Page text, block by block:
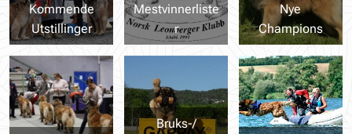
Kommende
Utstillinger
Mestvinnerliste
r
Nye
Champions
Bruks-/